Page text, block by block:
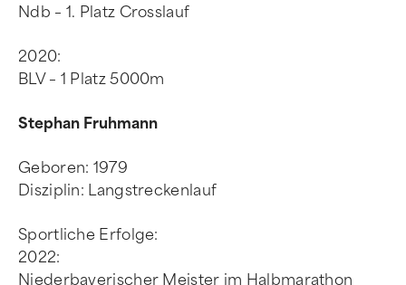
Ndb – 1. Platz Crosslauf
2020:
BLV – 1 Platz 5000m
Stephan Fruhmann
Geboren: 1979
Disziplin: Langstreckenlauf
Sportliche Erfolge:
2022:
Niederbayerischer Meister im Halbmarathon